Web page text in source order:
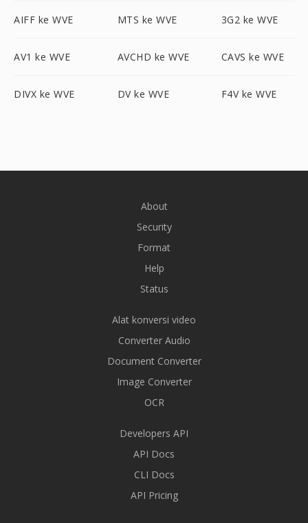
AIFF ke WVE MTS ke WVE 3G2 ke WVE
AV1 ke WVE AVCHD ke WVE CAVS ke WVE
DIVX ke WVE DV ke WVE F4V ke WVE
About
Security
Format
Help
Status
Alat konversi video
Converter Audio
Document Converter
Image Converter
OCR
Developers API
API Docs
CLI Docs
API Pricing